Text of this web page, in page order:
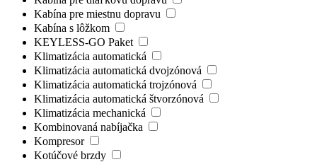
Kabína pre miestnu dopravu
Kabína s lôžkom
KEYLESS-GO Paket
Klimatizácia automatická
Klimatizácia automatická dvojzónová
Klimatizácia automatická trojzónová
Klimatizácia automatická štvorzónová
Klimatizácia mechanická
Kombinovaná nabíjačka
Kompresor
Kotúčové brzdy